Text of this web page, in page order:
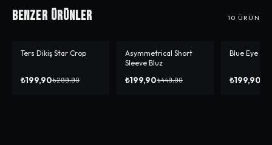
Benzer Ürünler 10 ÜRÜN
-%33
Ters Dikiş Star Crop
₺199,90₺299,90
-%56
Asymmetrical Short
Sleeve Bluz
₺199,90₺449,90
-%50
Blue Eye
₺199,90